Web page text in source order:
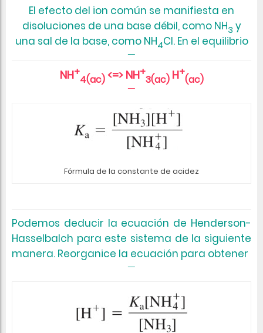
El efecto del ion común se manifiesta en
disoluciones de una base débil, como NH3 y
una sal de la base, como NH4Cl. En el equilibrio
NH+
4(ac)<=> NH+
3(ac)H+
(ac)
Fórmula de la constante de acidez
Podemos deducir la ecuación de Henderson-
Hasselbalch para este sistema de la siguiente
manera. Reorganice la ecuación para obtener